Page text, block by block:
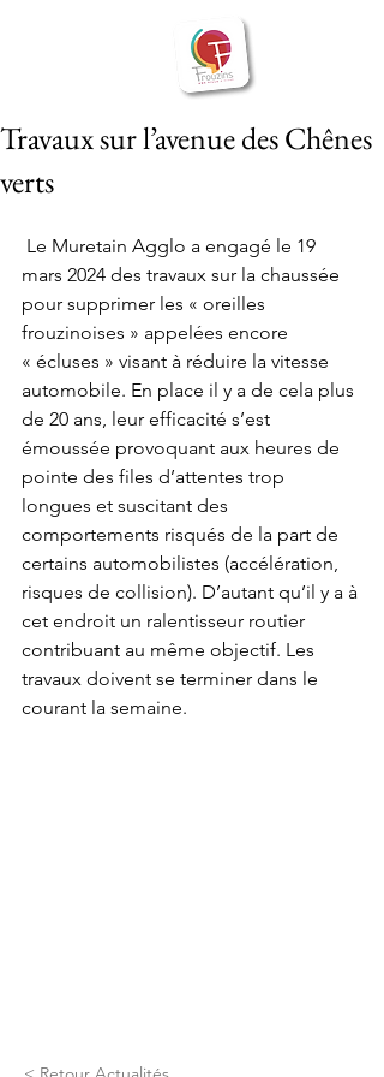
Travaux sur l’avenue des Chênes
verts
Le Muretain Agglo a engagé le 19
mars 2024 des travaux sur la chaussée
pour supprimer les « oreilles
frouzinoises » appelées encore
« écluses » visant à réduire la vitesse
automobile. En place il y a de cela plus
de 20 ans, leur efficacité s’est
émoussée provoquant aux heures de
pointe des files d’attentes trop
longues et suscitant des
comportements risqués de la part de
certains automobilistes (accélération,
risques de collision). D’autant qu’il y a à
cet endroit un ralentisseur routier
contribuant au même objectif. Les
travaux doivent se terminer dans le
courant la semaine.